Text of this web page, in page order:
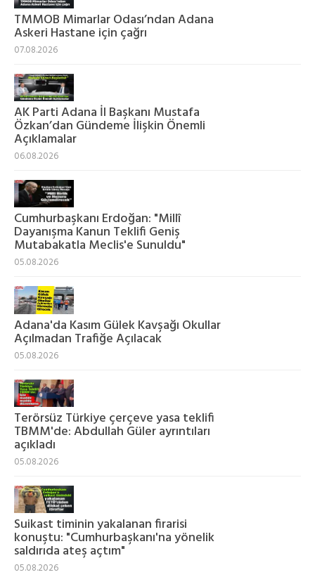
TMMOB Mimarlar Odası’ndan Adana
Askeri Hastane için çağrı
07.08.2026
AK Parti Adana İl Başkanı Mustafa
Özkan’dan Gündeme İlişkin Önemli
Açıklamalar
06.08.2026
Cumhurbaşkanı Erdoğan: "Millî
Dayanışma Kanun Teklifi Geniş
Mutabakatla Meclis'e Sunuldu"
05.08.2026
Adana'da Kasım Gülek Kavşağı Okullar
Açılmadan Trafiğe Açılacak
05.08.2026
Terörsüz Türkiye çerçeve yasa teklifi
TBMM'de: Abdullah Güler ayrıntıları
açıkladı
05.08.2026
Suikast timinin yakalanan firarisi
konuştu: "Cumhurbaşkanı'na yönelik
saldırıda ateş açtım"
05.08.2026